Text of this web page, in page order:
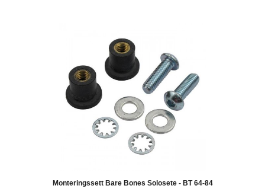
Monteringssett Bare Bones Solosete - BT 64-84